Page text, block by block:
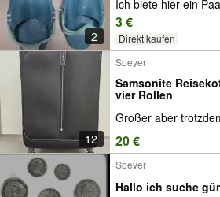
2
Ich biete hier ein
3 €
Direkt kaufen
12
Speyer
Samsonite
vier Rollen
Großer aber
20 €
Speyer
Hallo ich suche